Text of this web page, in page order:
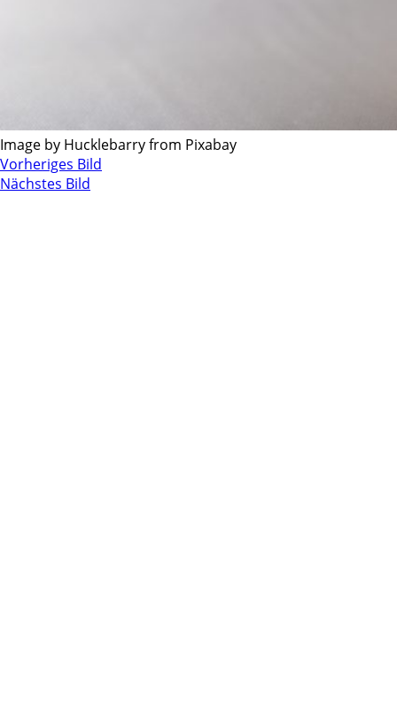
Image by Hucklebarry from Pixabay
Vorheriges Bild
Nächstes Bild